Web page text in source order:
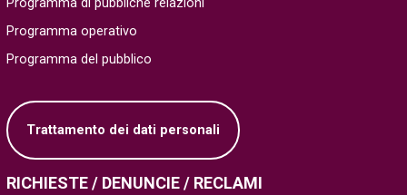
Programma di pubbliche relazioni
Programma operativo
Programma del pubblico
Trattamento dei dati personali
RICHIESTE / DENUNCIE / RECLAMI